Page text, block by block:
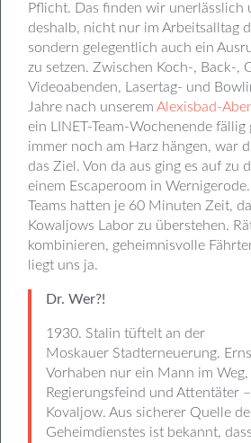
Pflicht. Das finden wir unerlässlich
deshalb, nicht nur im Arbeitsalltag
sondern gelegentlich auch ein
zu setzen. Zwischen Koch-, Back-,
Videoabenden, Lasertag- und
Jahre nach unserem Alexisbad-
ein LINET-Team-Wochenende
immer noch am Harz hängen, war
das Ziel. Von da aus ging es auf zu
einem Escaperoom in
Teams hatten je 60 Minuten Zeit,
Kowaljows Labor zu überstehen.
kombinieren, geheimnisvolle
liegt uns ja.
Dr. Wer?!
1930. Stalin tüftelt an der
Moskauer Stadterneuerung.
Vorhaben nur ein Mann im
Regierungsfeind und Attentäter
Kovaljow. Aus sicherer Quelle
Geheimdienstes ist bekannt,